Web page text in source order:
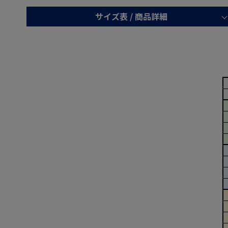
サイズ表 / 商品詳細